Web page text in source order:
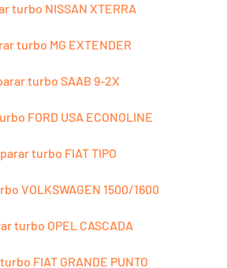
turbo NISSAN XTERRA
turbo MG EXTENDER
turbo SAAB 9-2X
FORD USA ECONOLINE
turbo FIAT TIPO
VOLKSWAGEN 1500/1600
turbo OPEL CASCADA
FIAT GRANDE PUNTO